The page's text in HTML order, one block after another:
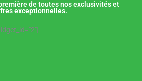
de toutes nos exclusivités et
exceptionnelles.